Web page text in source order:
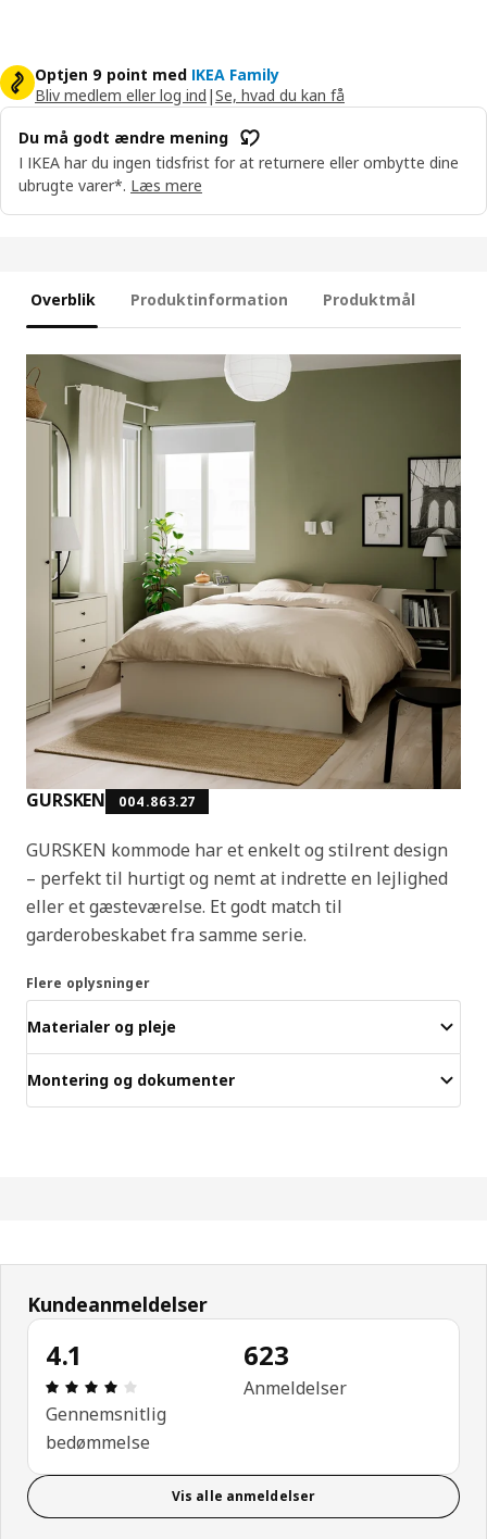
Optjen 9 point med IKEA Family
Bliv medlem eller log ind |Se, hvad du kan få
Du må godt ændre mening
I IKEA har du ingen tidsfrist for at returnere eller ombytte dine
ubrugte varer*. Læs mere
Overblik Produktinformation Produktmål
GURSKEN 004.863.27
GURSKEN kommode har et enkelt og stilrent design
– perfekt til hurtigt og nemt at indrette en lejlighed
eller et gæsteværelse. Et godt match til
garderobeskabet fra samme serie.
Flere oplysninger
Materialer og pleje
Montering og dokumenter
Kundeanmeldelser
4.1
Anmeldelse: 4.1 Ud af 5 Stjerner. Anmeldelser i
Gennemsnitlig
bedømmelse
623
Anmeldelser
Vis alle anmeldelser